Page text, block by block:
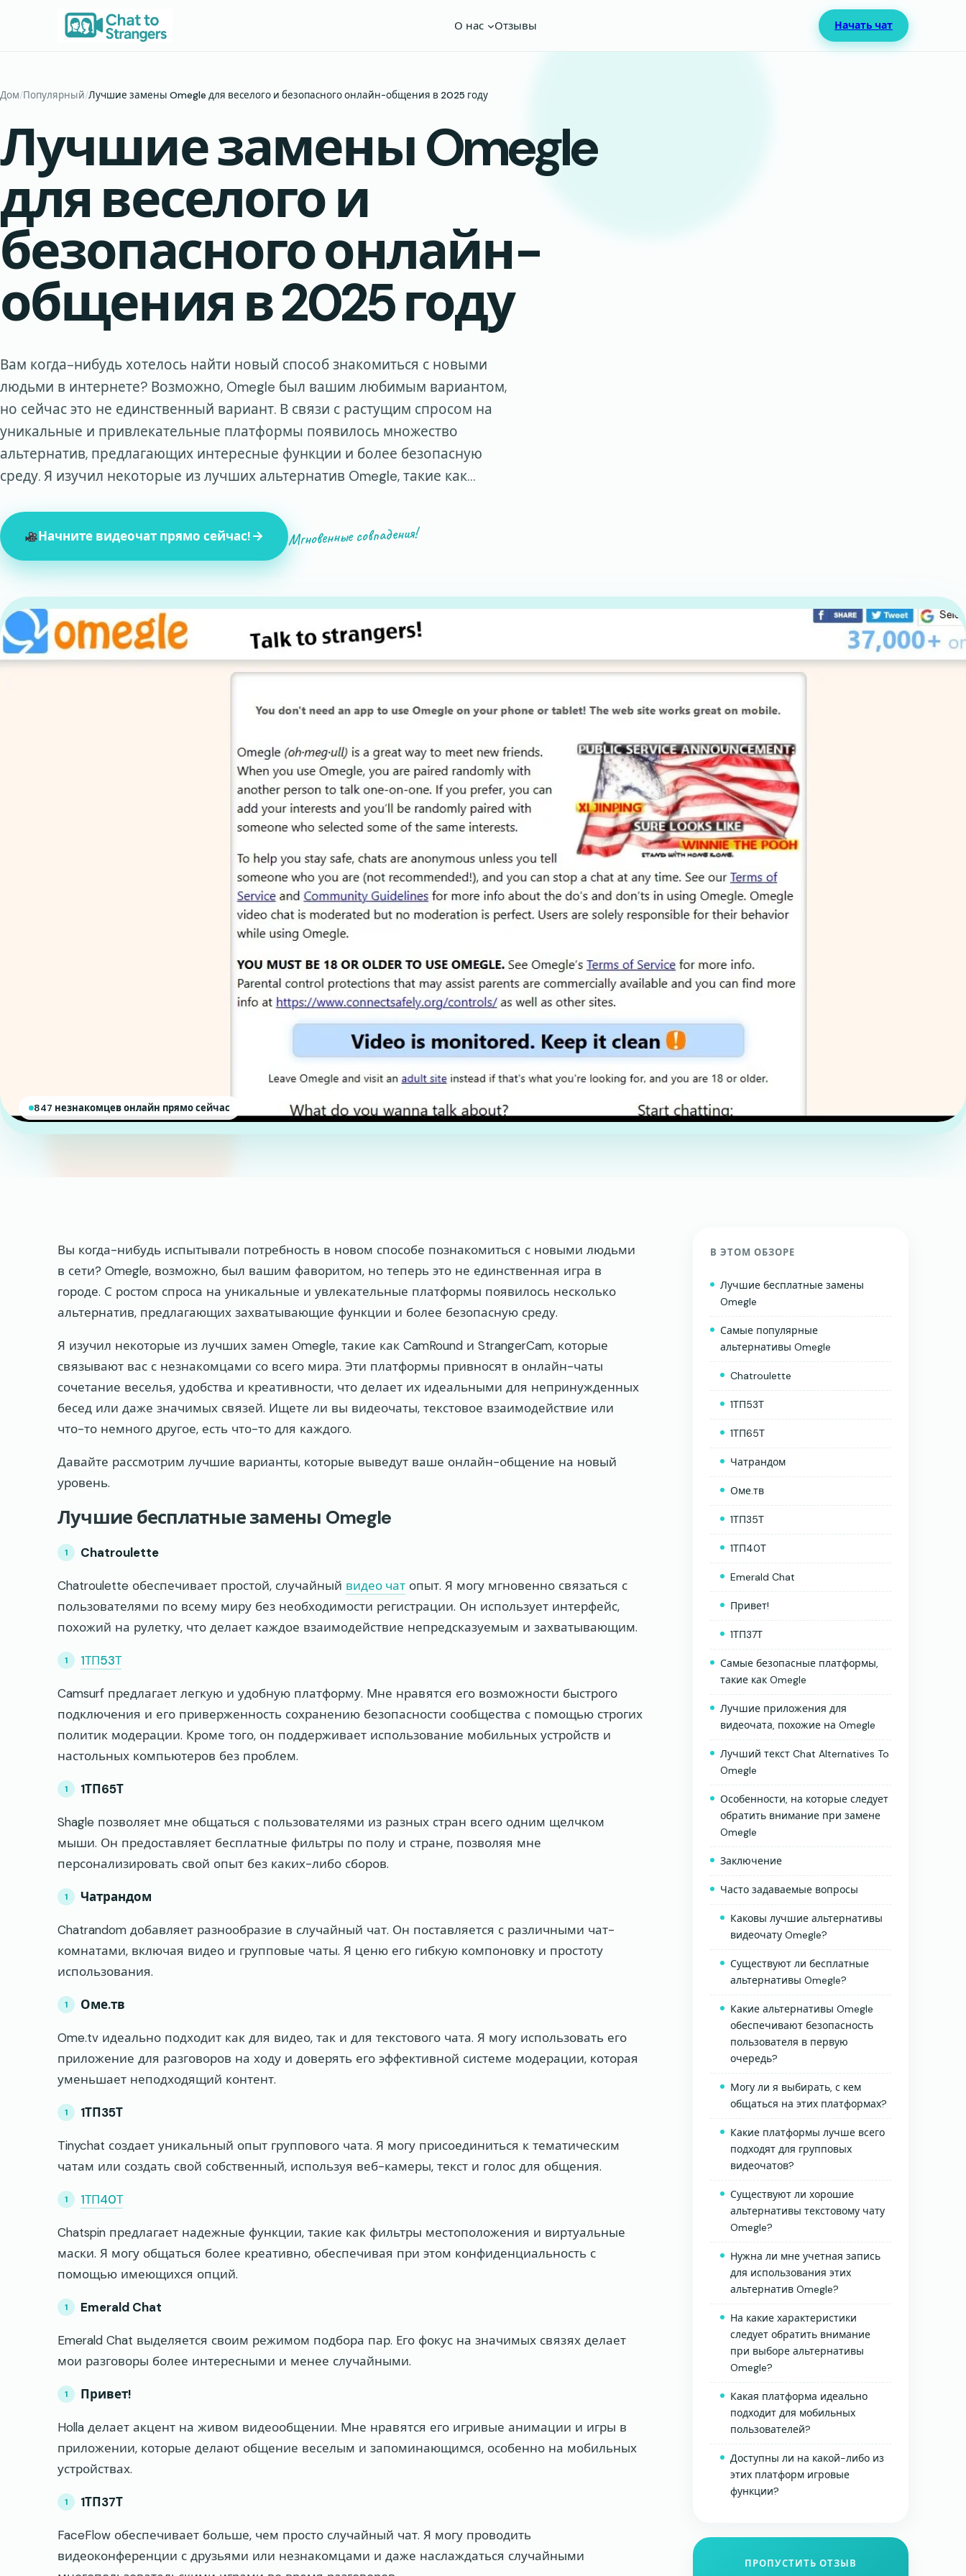
О нас Отзывы Начать чат
Дом/Популярный/Лучшие замены Omegle для веселого и безопасного онлайн-общения в 2025 году
Лучшие замены Omegle
для веселого и
безопасного онлайн-
общения в 2025 году
Вам когда-нибудь хотелось найти новый способ знакомиться с новыми
людьми в интернете? Возможно, Omegle был вашим любимым вариантом,
но сейчас это не единственный вариант. В связи с растущим спросом на
уникальные и привлекательные платформы появилось множество
альтернатив, предлагающих интересные функции и более безопасную
среду. Я изучил некоторые из лучших альтернатив Omegle, такие как…
Начните видеочат прямо сейчас! Мгновенные совпадения!
847 незнакомцев онлайн прямо сейчас
Вы когда-нибудь испытывали потребность в новом способе познакомиться с новыми людьми
в сети? Omegle, возможно, был вашим фаворитом, но теперь это не единственная игра в
городе. С ростом спроса на уникальные и увлекательные платформы появилось несколько
альтернатив, предлагающих захватывающие функции и более безопасную среду.
Я изучил некоторые из лучших замен Omegle, такие как CamRound и StrangerCam, которые
связывают вас с незнакомцами со всего мира. Эти платформы привносят в онлайн-чаты
сочетание веселья, удобства и креативности, что делает их идеальными для непринужденных
бесед или даже значимых связей. Ищете ли вы видеочаты, текстовое взаимодействие или
что-то немного другое, есть что-то для каждого.
Давайте рассмотрим лучшие варианты, которые выведут ваше онлайн-общение на новый
уровень.
Лучшие бесплатные замены Omegle
Chatroulette
Chatroulette обеспечивает простой, случайный видео чат опыт. Я могу мгновенно связаться с
пользователями по всему миру без необходимости регистрации. Он использует интерфейс,
похожий на рулетку, что делает каждое взаимодействие непредсказуемым и захватывающим.
1ТП53Т
Camsurf предлагает легкую и удобную платформу. Мне нравятся его возможности быстрого
подключения и его приверженность сохранению безопасности сообщества с помощью строгих
политик модерации. Кроме того, он поддерживает использование мобильных устройств и
настольных компьютеров без проблем.
1ТП65Т
Shagle позволяет мне общаться с пользователями из разных стран всего одним щелчком
мыши. Он предоставляет бесплатные фильтры по полу и стране, позволяя мне
персонализировать свой опыт без каких-либо сборов.
Чатрандом
Chatrandom добавляет разнообразие в случайный чат. Он поставляется с различными чат-
комнатами, включая видео и групповые чаты. Я ценю его гибкую компоновку и простоту
использования.
Оме.тв
Ome.tv идеально подходит как для видео, так и для текстового чата. Я могу использовать его
приложение для разговоров на ходу и доверять его эффективной системе модерации, которая
уменьшает неподходящий контент.
1ТП35Т
Tinychat создает уникальный опыт группового чата. Я могу присоединиться к тематическим
чатам или создать свой собственный, используя веб-камеры, текст и голос для общения.
1ТП40Т
Chatspin предлагает надежные функции, такие как фильтры местоположения и виртуальные
маски. Я могу общаться более креативно, обеспечивая при этом конфиденциальность с
помощью имеющихся опций.
Emerald Chat
Emerald Chat выделяется своим режимом подбора пар. Его фокус на значимых связях делает
мои разговоры более интересными и менее случайными.
Привет!
Holla делает акцент на живом видеообщении. Мне нравятся его игривые анимации и игры в
приложении, которые делают общение веселым и запоминающимся, особенно на мобильных
устройствах.
1ТП37Т
FaceFlow обеспечивает больше, чем просто случайный чат. Я могу проводить
видеоконференции с друзьями или незнакомцами и даже наслаждаться случайными
В ЭТОМ ОБЗОРЕ
Лучшие бесплатные замены
Omegle
Самые популярные
альтернативы Omegle
Chatroulette
1ТП53Т
1ТП65Т
Чатрандом
Оме.тв
1ТП35Т
1ТП40Т
Emerald Chat
Привет!
1ТП37Т
Самые безопасные платформы,
такие как Omegle
Лучшие приложения для
видеочата, похожие на Omegle
Лучший текст Chat Alternatives To
Omegle
Особенности, на которые следует
обратить внимание при замене
Omegle
Заключение
Часто задаваемые вопросы
Каковы лучшие альтернативы
видеочату Omegle?
Существуют ли бесплатные
альтернативы Omegle?
Какие альтернативы Omegle
обеспечивают безопасность
пользователя в первую
очередь?
Могу ли я выбирать, с кем
общаться на этих платформах?
Какие платформы лучше всего
подходят для групповых
видеочатов?
Существуют ли хорошие
альтернативы текстовому чату
Omegle?
Нужна ли мне учетная запись
для использования этих
альтернатив Omegle?
На какие характеристики
следует обратить внимание
при выборе альтернативы
Omegle?
Какая платформа идеально
подходит для мобильных
пользователей?
Доступны ли на какой-либо из
этих платформ игровые
функции?
ПРОПУСТИТЬ ОТЗЫВ